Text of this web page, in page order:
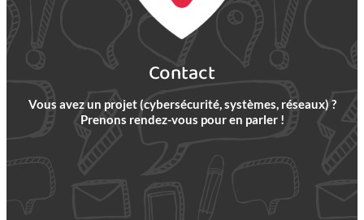
Contact
Vous avez un projet (cybersécurité, systèmes, réseaux) ?
Prenons rendez-vous pour en parler !